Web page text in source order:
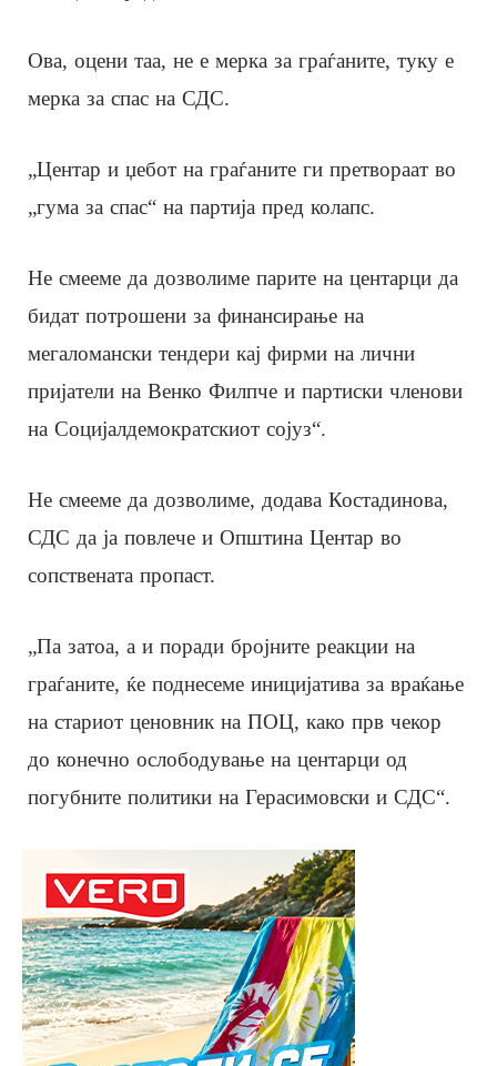
Ова, оцени таа, не е мерка за граѓаните, туку е
мерка за спас на СДС.
„Центар и џебот на граѓаните ги претвораат во
„гума за спас“ на партија пред колапс.
Не смееме да дозволиме парите на центарци да
бидат потрошени за финансирање на
мегаломански тендери кај фирми на лични
пријатели на Венко Филпче и партиски членови
на Социјалдемократскиот сојуз“.
Не смееме да дозволиме, додава Костадинова,
СДС да ја повлече и Општина Центар во
сопствената пропаст.
„Па затоа, а и поради бројните реакции на
граѓаните, ќе поднесеме иницијатива за враќање
на стариот ценовник на ПОЦ, како прв чекор
до конечно ослободување на центарци од
погубните политики на Герасимовски и СДС“.